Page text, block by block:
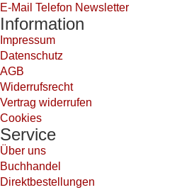
E-Mail Telefon Newsletter
Information
Impressum
Datenschutz
AGB
Widerrufsrecht
Vertrag widerrufen
Cookies
Service
Über uns
Buchhandel
Direktbestellungen